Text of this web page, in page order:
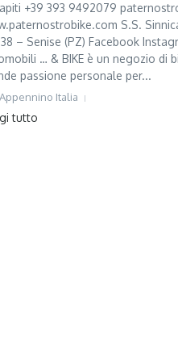
+39 393 9492079
S.S.
– Senise (PZ) Facebook
… & BIKE è un negozio di
passione personale per...
Italia
tutto